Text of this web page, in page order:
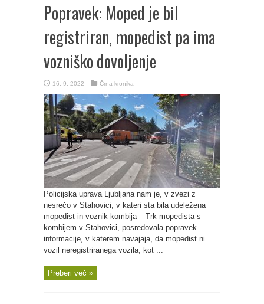
Popravek: Moped je bil
registriran, mopedist pa ima
vozniško dovoljenje
16. 9. 2022 Črna kronika
Policijska uprava Ljubljana nam je, v zvezi z
nesrečo v Stahovici, v kateri sta bila udeležena
mopedist in voznik kombija – Trk mopedista s
kombijem v Stahovici, posredovala popravek
informacije, v katerem navajaja, da mopedist ni
vozil neregistriranega vozila, kot ...
Preberi več »